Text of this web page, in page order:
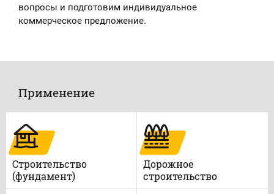
вопросы и подготовим индивидуальное
коммерческое предложение.
Применение
Строительство
(фундамент)
Дорожное
строительство